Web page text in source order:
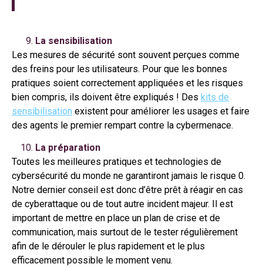
La sensibilisation
Les mesures de sécurité sont souvent perçues comme
des freins pour les utilisateurs. Pour que les bonnes
pratiques soient correctement appliquées et les risques
bien compris, ils doivent être expliqués ! Des kits de
sensibilisation existent pour améliorer les usages et faire
des agents le premier rempart contre la cybermenace.
La préparation
Toutes les meilleures pratiques et technologies de
cybersécurité du monde ne garantiront jamais le risque 0.
Notre dernier conseil est donc d’être prêt à réagir en cas
de cyberattaque ou de tout autre incident majeur. Il est
important de mettre en place un plan de crise et de
communication, mais surtout de le tester régulièrement
afin de le dérouler le plus rapidement et le plus
efficacement possible le moment venu.